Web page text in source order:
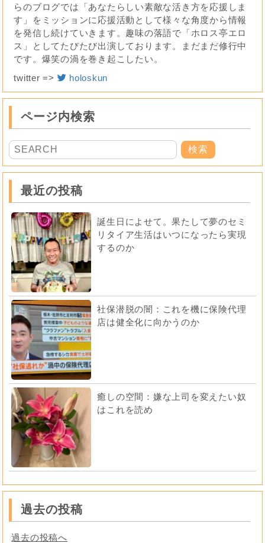
らのブログでは「あなたらしい素敵な活き方を応援しま
す」をミッションに応援活動として様々な角度から情報
を発信し続けていきます。趣味の落語で「ホロス亭エロ
ス」としてたびたび出演しております。まだまだ修行中
です。爆笑の渦を巻き起こしたい。
twitter =>
holoskun
ページ内検索
最近の投稿
誕生日によせて。果たして夢のセミ
リタイア生活はいつになったら実現
するのか
社保潜脱の闇：これを機に保険代理
店は健全化に向かうのか
癒しの空間：嫌な上司を変えたい奴
はこれを読め
過去の投稿
過去の投稿へ